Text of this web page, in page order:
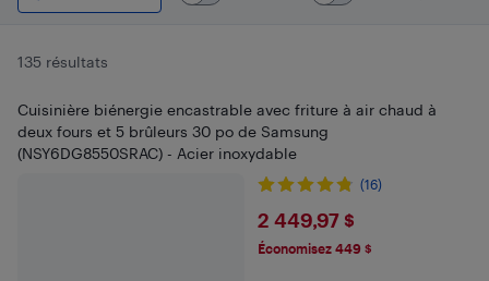
135 résultats
Cuisinière biénergie encastrable avec friture à air chaud à
deux fours et 5 brûleurs 30 po de Samsung
(NSY6DG8550SRAC) - Acier inoxydable
(16)
$2449.97
2 449,97 $
Économisez 449 $